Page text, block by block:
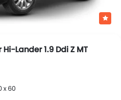
Lander 1.9 Ddi Z MT
x 60